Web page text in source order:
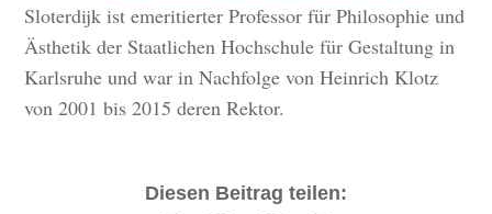
Sloterdijk ist emeritierter Professor für Philosophie und
Ästhetik der Staatlichen Hochschule für Gestaltung in
Karlsruhe und war in Nachfolge von Heinrich Klotz
von 2001 bis 2015 deren Rektor.
Diesen Beitrag teilen: